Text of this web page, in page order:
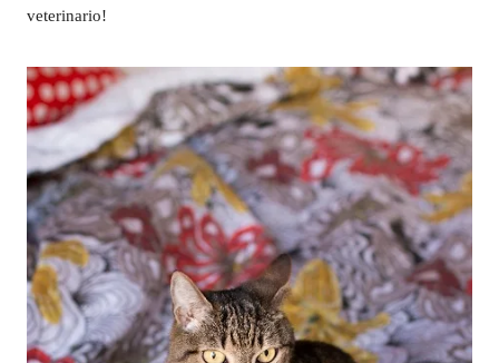
veterinario!